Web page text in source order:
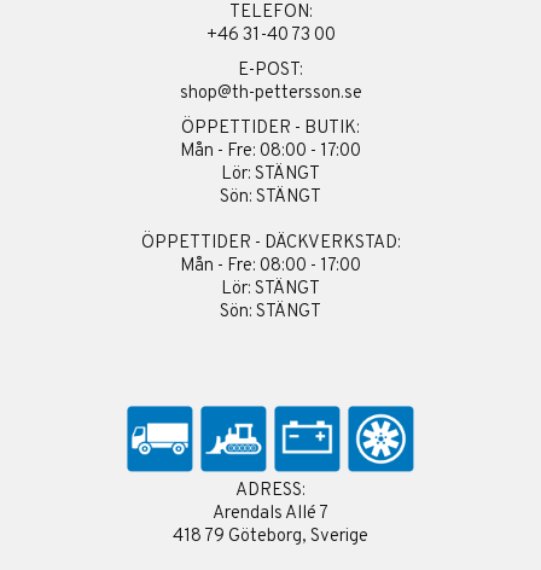
TELEFON:
+46 31-40 73 00
E-POST:
shop@th-pettersson.se
ÖPPETTIDER - BUTIK:
Mån - Fre: 08:00 - 17:00
Lör: STÄNGT
Sön: STÄNGT
ÖPPETTIDER - DÄCKVERKSTAD:
Mån - Fre: 08:00 - 17:00
Lör: STÄNGT
Sön: STÄNGT
ADRESS:
Arendals Allé 7
418 79 Göteborg, Sverige